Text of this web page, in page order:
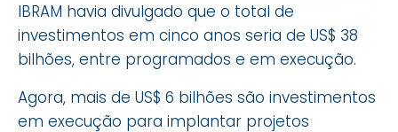
IBRAM havia divulgado que o total de
investimentos em cinco anos seria de US$ 38
bilhões, entre programados e em execução.
Agora, mais de US$ 6 bilhões são investimentos
em execução para implantar projetos